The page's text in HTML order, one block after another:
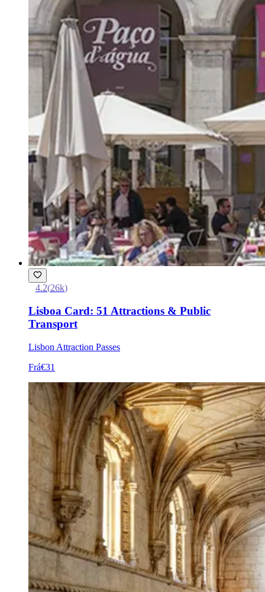
4.2(26k)
Lisboa Card: 51 Attractions & Public
Transport
Lisbon Attraction Passes
Frá€31